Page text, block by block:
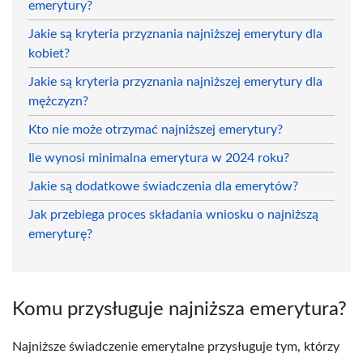
emerytury?
Jakie są kryteria przyznania najniższej emerytury dla
kobiet?
Jakie są kryteria przyznania najniższej emerytury dla
mężczyzn?
Kto nie może otrzymać najniższej emerytury?
Ile wynosi minimalna emerytura w 2024 roku?
Jakie są dodatkowe świadczenia dla emerytów?
Jak przebiega proces składania wniosku o najniższą
emeryturę?
Komu przysługuje najniższa emerytura?
Najniższe świadczenie emerytalne przysługuje tym, którzy